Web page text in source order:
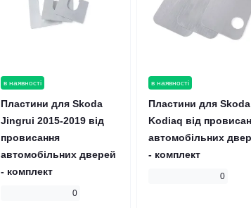
Наш офіційний сайт у системі
Prom.UA
Наша
на
в наявності
Пластини для Skoda
Jingrui 2015-2019 від
провисання
автомобільних дверей
- комплект
0
в наявності
Пластини для Skoda
Kodiaq від
автомобільних
- комплект
0